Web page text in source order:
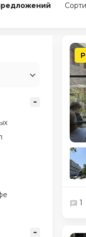
1